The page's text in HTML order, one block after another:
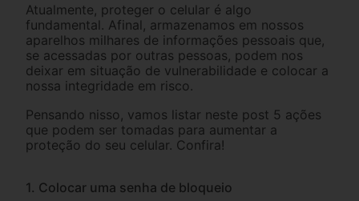
Atualmente, proteger o celular é algo
fundamental. Afinal, armazenamos em nossos
aparelhos milhares de informações pessoais que,
se acessadas por outras pessoas, podem nos
deixar em situação de vulnerabilidade e colocar a
nossa integridade em risco.
Pensando nisso, vamos listar neste post 5 ações
que podem ser tomadas para aumentar a
proteção do seu celular. Confira!
1. Colocar uma senha de bloqueio